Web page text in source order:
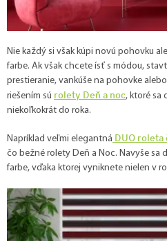
Nie každý si však kúpi novú pohovku
farbe. Ak však chcete ísť s módou,
prestieranie, vankúše na pohovke
riešením sú rolety Deň a noc, ktoré sa
niekoľkokrát do roka.
Napríklad veľmi elegantná DUO
čo bežné rolety Deň a Noc. Navyše sa
farbe, vďaka ktorej vyniknete nielen v